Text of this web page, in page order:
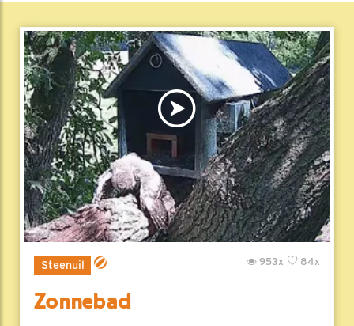
Steenuil 84x
953x
Zonnebad